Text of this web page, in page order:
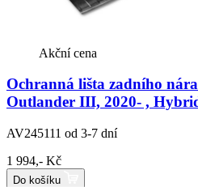
Akční cena
Ochranná lišta zadního
Outlander III, 2020- ,
AV245111 od 3-7 dní
1 994,- Kč
Do košíku